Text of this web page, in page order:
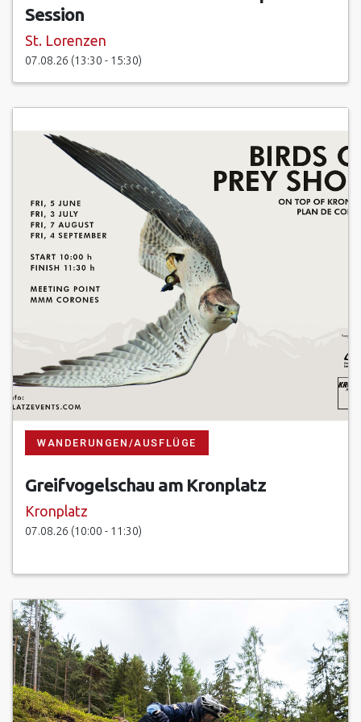
09.06.27 um 08:00 - 13:30
23.06.27 um 08:00 - 13:30
30.06.27 um 08:00 - 13:30
07.07.27 um 08:00 - 13:30
14.07.27 um 08:00 - 13:30
21.07.27 um 08:00 - 13:30
28.07.27 um 08:00 - 13:30
04.08.27 um 08:00 - 13:30
11.08.27 um 08:00 - 13:30
18.08.27 um 08:00 - 13:30
25.08.27 um 08:00 - 13:30
08.09.27 um 08:00 - 13:30
15.09.27 um 08:00 - 13:30
22.09.27 um 08:00 - 13:30
29.09.27 um 08:00 - 13:30
06.10.27 um 08:00 - 13:30
13.10.27 um 08:00 - 13:30
20.10.27 um 08:00 - 13:30
Session
St. Lorenzen
07.08.26 (13:30 - 15:30)
WANDERUNGEN/AUSFLÜGE
Greifvogelschau am Kronplatz
Kronplatz
07.08.26 (10:00 - 11:30)